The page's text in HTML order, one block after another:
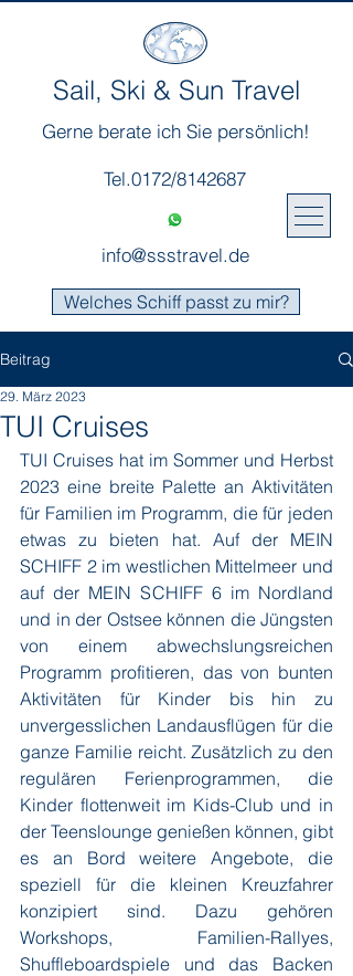
Sail, Ski & Sun Travel
Gerne berate ich Sie persönlich!
Tel.0172/8142687
info@ssstravel.de
Welches Schiff passt zu mir?
Beitrag
TUI Cruises
29. März 2023
TUI Cruises hat im Sommer und Herbst
2023 eine breite Palette an Aktivitäten
für Familien im Programm, die für jeden
etwas zu bieten hat. Auf der MEIN
SCHIFF 2 im westlichen Mittelmeer und
auf der MEIN SCHIFF 6 im Nordland
und in der Ostsee können die Jüngsten
von einem abwechslungsreichen
Programm profitieren, das von bunten
Aktivitäten für Kinder bis hin zu
unvergesslichen Landausflügen für die
ganze Familie reicht. Zusätzlich zu den
regulären Ferienprogrammen, die
Kinder flottenweit im Kids-Club und in
der Teenslounge genießen können, gibt
es an Bord weitere Angebote, die
speziell für die kleinen Kreuzfahrer
konzipiert sind. Dazu gehören
Workshops, Familien-Rallyes,
Shuffleboardspiele und das Backen